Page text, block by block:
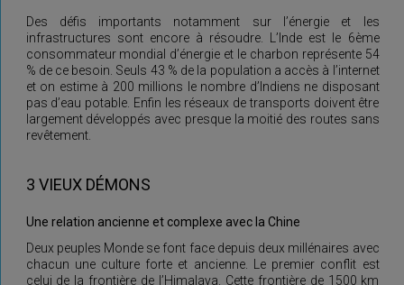
Des défis importants notamment sur l’énergie et les
infrastructures sont encore à résoudre. L’Inde est le 6ème
consommateur mondial d’énergie et le charbon représente 54
% de ce besoin. Seuls 43 % de la population a accès à l’internet
et on estime à 200 millions le nombre d’Indiens ne disposant
pas d’eau potable. Enfin les réseaux de transports doivent être
largement développés avec presque la moitié des routes sans
revêtement.
3 VIEUX DÉMONS
Une relation ancienne et complexe avec la Chine
Deux peuples Monde se font face depuis deux millénaires avec
chacun une culture forte et ancienne. Le premier conflit est
celui de la frontière de l’Himalaya. Cette frontière de 1500 km